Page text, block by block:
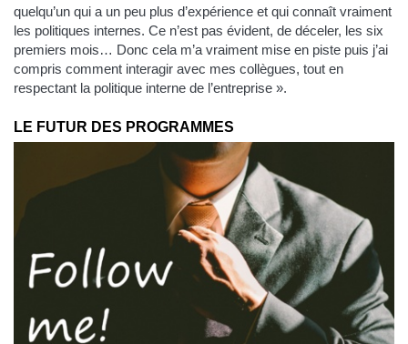
quelqu’un qui a un peu plus d’expérience et qui connaît vraiment
les politiques internes. Ce n’est pas évident, de déceler, les six
premiers mois… Donc cela m’a vraiment mise en piste puis j’ai
compris comment interagir avec mes collègues, tout en
respectant la politique interne de l’entreprise ».
LE FUTUR DES PROGRAMMES